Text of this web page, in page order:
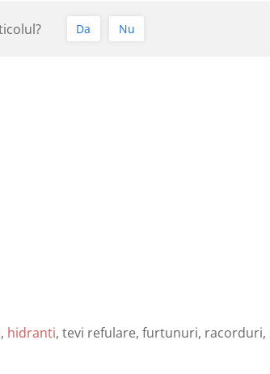
Da Nu
, hidranti, tevi refulare, furtunuri, racorduri,